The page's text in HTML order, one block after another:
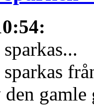
:
den